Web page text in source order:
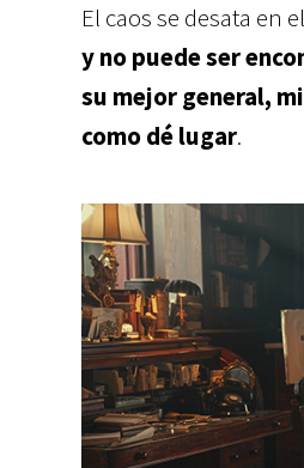
El caos se desata en
y no puede ser
su mejor general,
como dé lugar.